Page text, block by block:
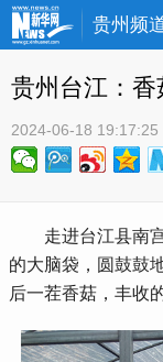
贵州频
贵州台江：香
2024-06-18 19:17:25
走进台江县南宫
的大脑袋，圆鼓鼓
后一茬香菇，丰收